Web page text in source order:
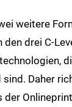
weitere
drei C-
Daher
der